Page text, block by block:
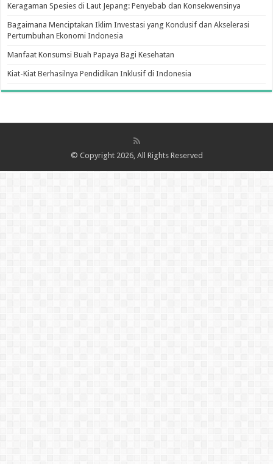
Keragaman Spesies di Laut Jepang: Penyebab dan Konsekwensinya
Bagaimana Menciptakan Iklim Investasi yang Kondusif dan Akselerasi
Pertumbuhan Ekonomi Indonesia
Manfaat Konsumsi Buah Papaya Bagi Kesehatan
Kiat-Kiat Berhasilnya Pendidikan Inklusif di Indonesia
© Copyright 2026, All Rights Reserved